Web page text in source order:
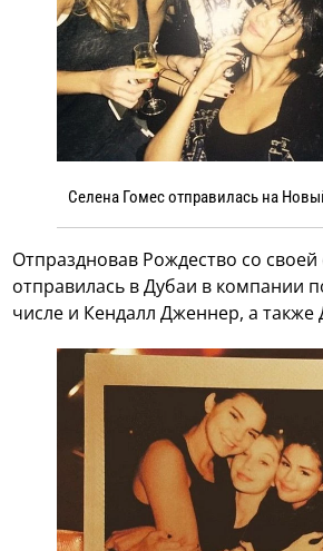
Селена Гомес отправилась на
Отпраздновав Рождество со
отправилась в Дубаи в компании
числе и Кендалл Дженнер, а